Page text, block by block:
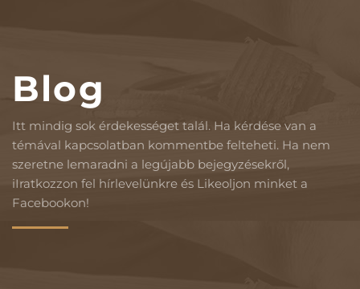
Blog
Itt mindig sok érdekességet talál. Ha kérdése van a
témával kapcsolatban kommentbe felteheti. Ha nem
szeretne lemaradni a legújabb bejegyzésekről,
iIratkozzon fel hírlevelünkre és Likeoljon minket a
Facebookon!